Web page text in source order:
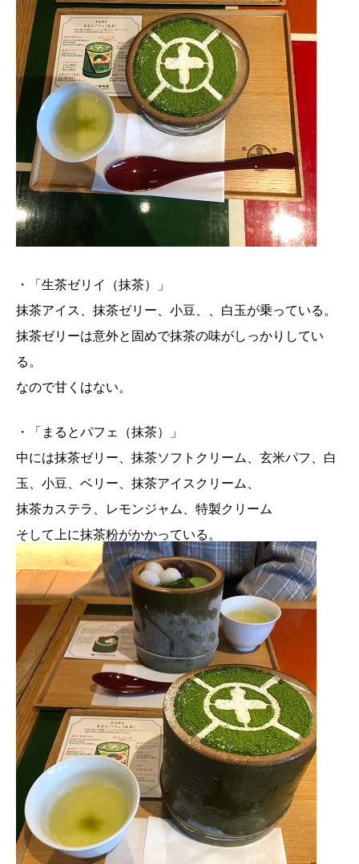
・「生茶ゼリイ（抹茶）」
抹茶アイス、抹茶ゼリー、小豆、、白玉が乗っている。
抹茶ゼリーは意外と固めで抹茶の味がしっかりしてい
る。
なので甘くはない。
・「まるとパフェ（抹茶）」
中には抹茶ゼリー、抹茶ソフトクリーム、玄米パフ、白
玉、小豆、ベリー、抹茶アイスクリーム、
抹茶カステラ、レモンジャム、特製クリーム
そして上に抹茶粉がかかっている。